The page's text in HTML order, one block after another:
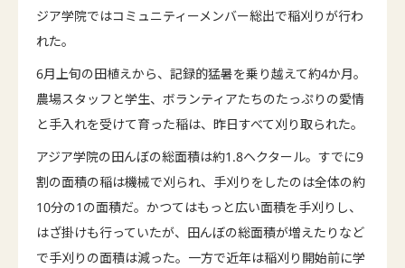
ジア学院ではコミュニティーメンバー総出で稲刈りが行わ
れた。
6月上旬の田植えから、記録的猛暑を乗り越えて約4か月。
農場スタッフと学生、ボランティアたちのたっぷりの愛情
と手入れを受けて育った稲は、昨日すべて刈り取られた。
アジア学院の田んぼの総面積は約1.8ヘクタール。すでに9
割の面積の稲は機械で刈られ、手刈りをしたのは全体の約
10分の1の面積だ。かつてはもっと広い面積を手刈りし、
はざ掛けも行っていたが、田んぼの総面積が増えたりなど
で手刈りの面積は減った。一方で近年は稲刈り開始前に学